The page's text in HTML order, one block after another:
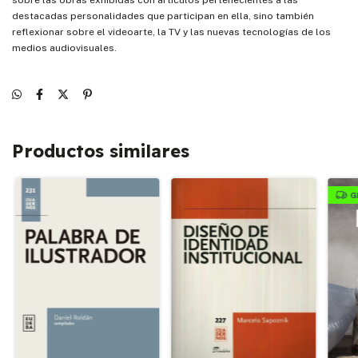
destacadas personalidades que participan en ella, sino también
reflexionar sobre el videoarte, la TV y las nuevas tecnologías de los
medios audiovisuales.
Productos similares